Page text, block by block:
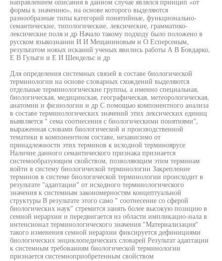
формы к значению», на основе которого выделяются
разнообразные типы категорий понятийные, функционально-
семантические, типологические, лексические, грамматико-
лексические поля и др Начало такому подходу было положено в
русском языкознании И И Мещаниновым и О Есперсеным,
результатом новых исканий ученых явились работы А В Бовдарко,
Е В Гулыги и Е И Шендельс и др
Для определения системных связей в составе биологической
терминологии на основе словарных схождений выделяются
отдельные терминологические группы, а именно специальная,
биологическая, медицинская, географическая, метеорологическая,
анатомии и физиологии и др С помощью компонентного анализа
в составе терминологических значений этих лексических единиц
выявляется " сема соотнесения с биологическими понятиями",
выраженная словами биологической и производственной
тематики в компонентном составе, независимо от
принадлежности этих терминов к исходной терминоярусе
Наличие данного семантического признака признается
системообразующим свойством, позволяющим этим терминам
войти в систему биологической терминологии Закрепление
терминов в системе биологической терминологии происходит в
результате "адаптации" от исходного терминологического
значения к системным закономерностям концептуальной
структуры В результате этого само " соотнесение со сферой
биологических наук" стремится занять более высокую позицию в
семной иерархии и передвигается из области импликацио-нала в
интенсионал терминологического значения "Материализация"
такого изменения семной иерархии фиксируется дефинициями
биологических энциклопедических словарей Результат адаптации
к системным требованиям биологической терминологии
признается системноприобретенным свойством